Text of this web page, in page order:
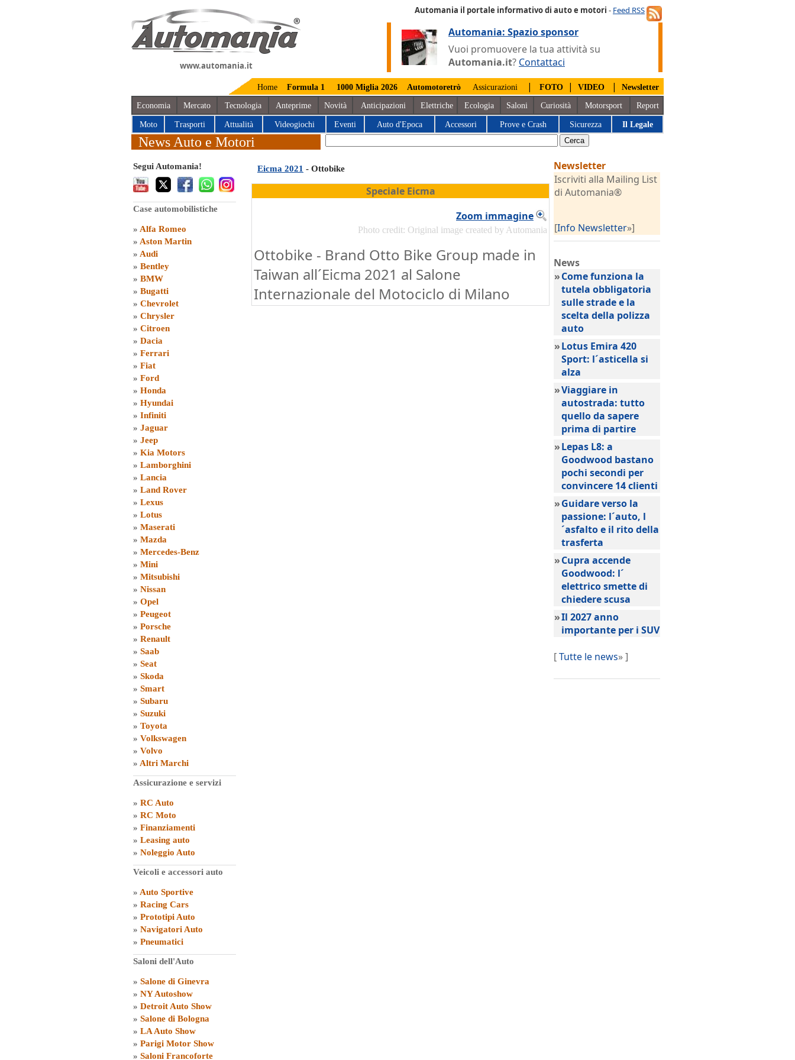
www.automania.it
Automania il portale informativo di auto e motori - Feed RSS
Automania: Spazio sponsor
Vuoi promuovere la tua attività su
Automania.it? Contattaci
Home Formula 1 1000 Miglia 2026 Automotoretrò Assicurazioni | FOTO | VIDEO | Newsletter
Economia Mercato Tecnologia Anteprime Novità Anticipazioni Elettriche Ecologia Saloni Curiosità Motorsport Report
Moto Trasporti Attualità Videogiochi Eventi Auto d'Epoca Accessori Prove e Crash Sicurezza Il Legale
News Auto e Motori
Segui Automania!
Case automobilistiche
» Alfa Romeo
» Aston Martin
» Audi
» Bentley
» BMW
» Bugatti
» Chevrolet
» Chrysler
» Citroen
» Dacia
» Ferrari
» Fiat
» Ford
» Honda
» Hyundai
» Infiniti
» Jaguar
» Jeep
» Kia Motors
» Lamborghini
» Lancia
» Land Rover
» Lexus
» Lotus
» Maserati
» Mazda
» Mercedes-Benz
» Mini
» Mitsubishi
» Nissan
» Opel
» Peugeot
» Porsche
» Renault
» Saab
» Seat
» Skoda
» Smart
» Subaru
» Suzuki
» Toyota
» Volkswagen
» Volvo
» Altri Marchi
Assicurazione e servizi
» RC Auto
» RC Moto
» Finanziamenti
» Leasing auto
» Noleggio Auto
Veicoli e accessori auto
» Auto Sportive
» Racing Cars
» Prototipi Auto
» Navigatori Auto
» Pneumatici
Saloni dell'Auto
» Salone di Ginevra
» NY Autoshow
» Detroit Auto Show
» Salone di Bologna
» LA Auto Show
» Parigi Motor Show
» Saloni Francoforte
Eicma 2021 - Ottobike
Speciale Eicma
Zoom immagine
Photo credit: Original image created by Automania
Ottobike - Brand Otto Bike Group made in
Taiwan all´Eicma 2021 al Salone
Internazionale del Motociclo di Milano
Newsletter
Iscriviti alla Mailing List
di Automania®
[Info Newsletter»]
News
»Come funziona la
tutela obbligatoria
sulle strade e la
scelta della polizza
auto
»Lotus Emira 420
Sport: l´asticella si
alza
»Viaggiare in
autostrada: tutto
quello da sapere
prima di partire
»Lepas L8: a
Goodwood bastano
pochi secondi per
convincere 14 clienti
»Guidare verso la
passione: l´auto, l
´asfalto e il rito della
trasferta
»Cupra accende
Goodwood: l´
elettrico smette di
chiedere scusa
»Il 2027 anno
importante per i SUV
[Tutte le news» ]